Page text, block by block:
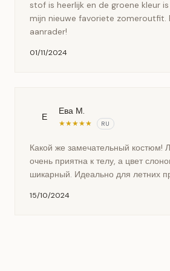
stof is heerlijk en de groene kleur
mijn nieuwe favoriete zomeroutfit.
aanrader!
01/11/2024
Е
Ева М.
★★★★★ RU
Какой же замечательный костюм!
очень приятна к телу, а цвет
шикарный. Идеально для летних
15/10/2024